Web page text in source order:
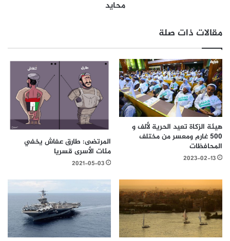
محايد
مقالات ذات صلة
هيئة الزكاة تعيد الحرية لألف و
500 غارم ومعسر من مختلف
المحافظات
2023-02-13
المرتضى: طارق عفاش يخفي
مئات الأسرى قسريا
2021-05-03